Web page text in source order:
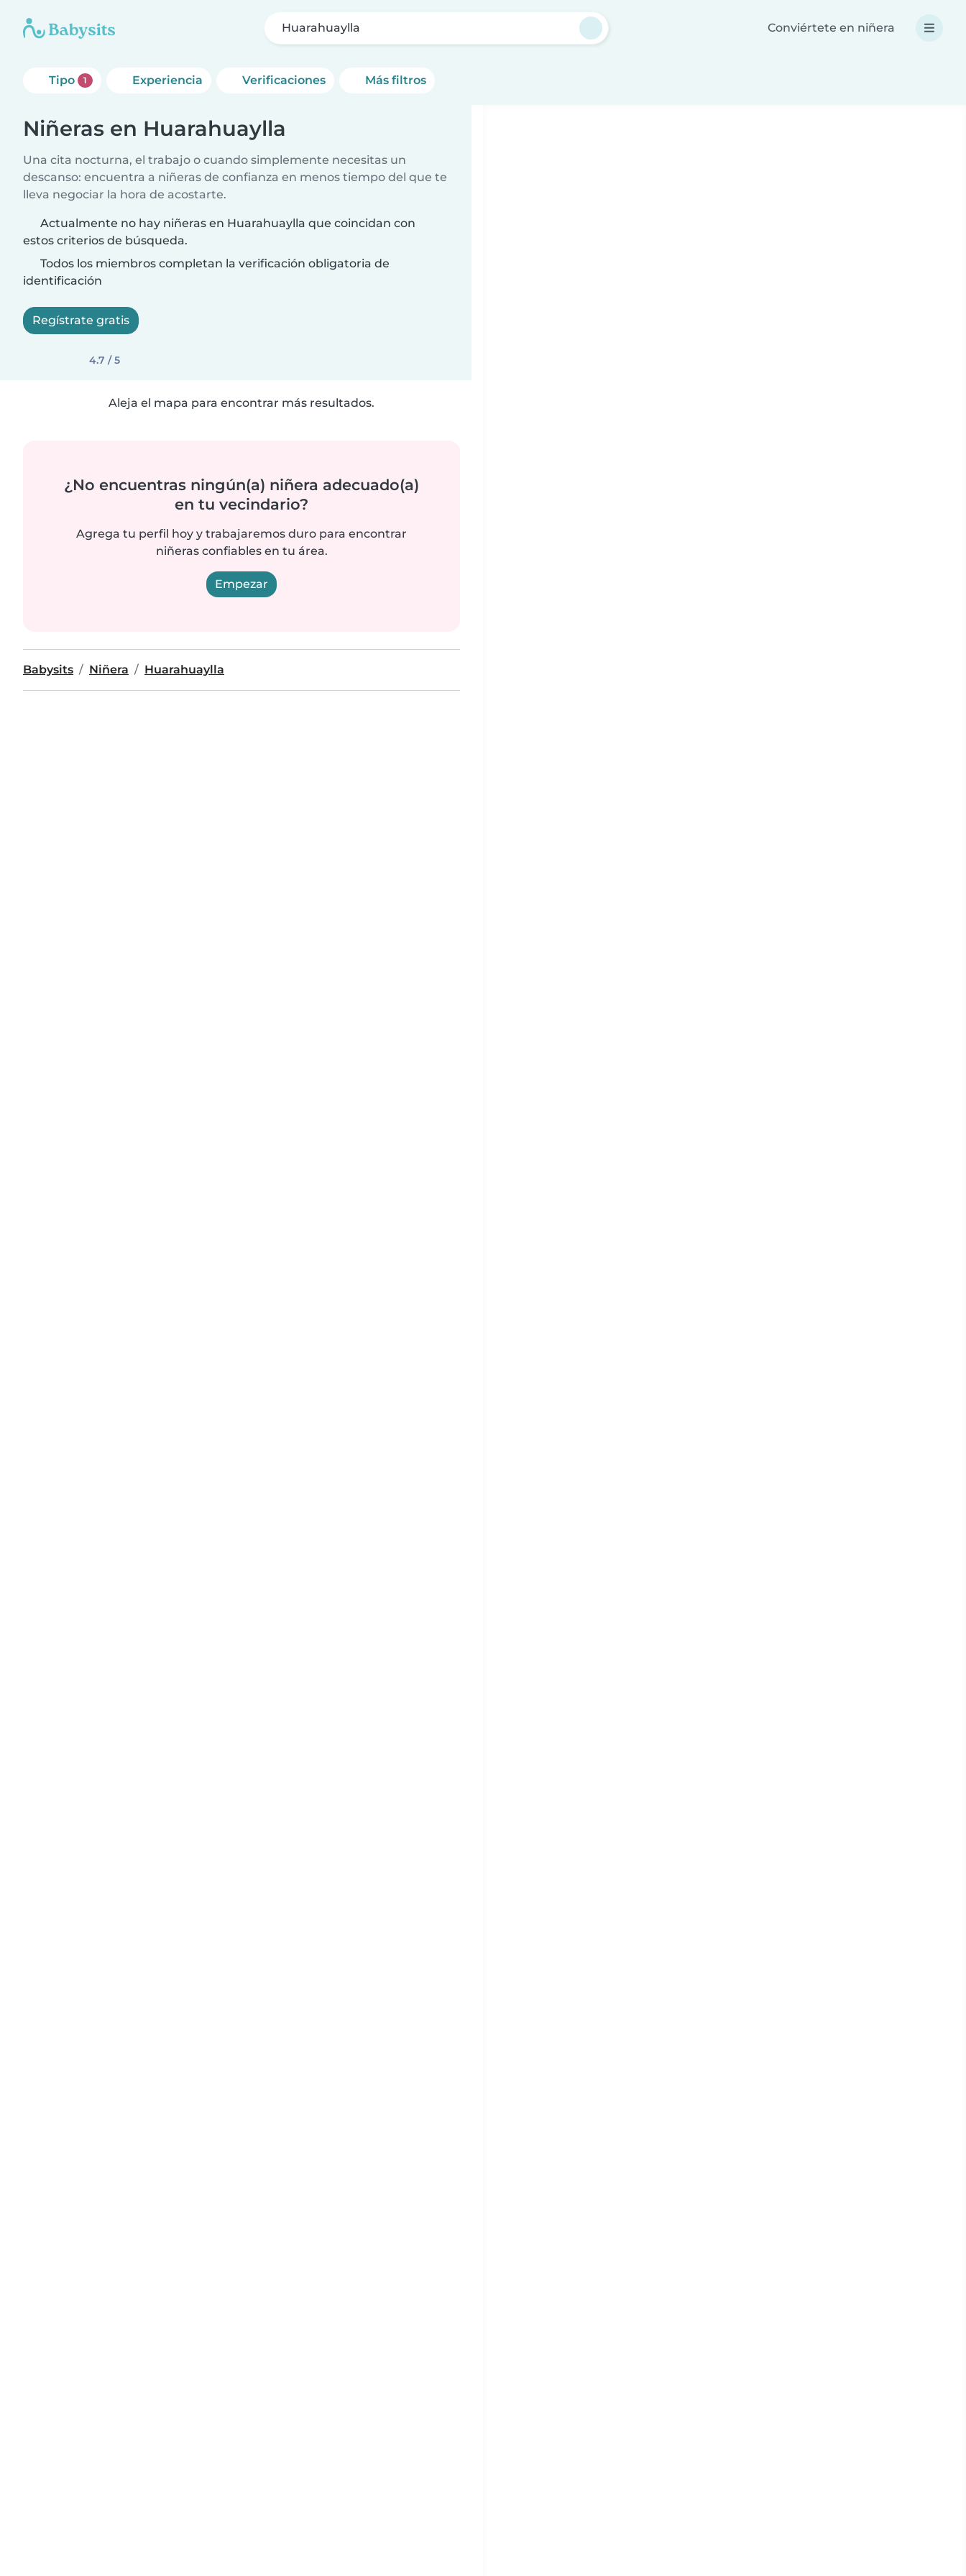
Huarahuaylla Conviértete en niñera
Tipo 1 Experiencia Verificaciones Más filtros
Niñeras en Huarahuaylla
Una cita nocturna, el trabajo o cuando simplemente necesitas un
descanso: encuentra a niñeras de confianza en menos tiempo del que te
lleva negociar la hora de acostarte.
Actualmente no hay niñeras en Huarahuaylla que coincidan con
estos criterios de búsqueda.
Todos los miembros completan la verificación obligatoria de
identificación
Regístrate gratis
4.7 / 5
Aleja el mapa para encontrar más resultados.
¿No encuentras ningún(a) niñera adecuado(a)
en tu vecindario?
Agrega tu perfil hoy y trabajaremos duro para encontrar
niñeras confiables en tu área.
Empezar
Babysits Niñera Huarahuaylla